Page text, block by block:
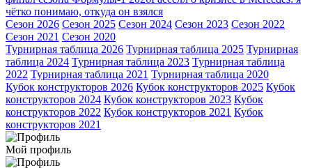
чётко понимаю, откуда он взялся
Сезон 2026 Сезон 2025 Сезон 2024 Сезон 2023 Сезон 2022
Сезон 2021 Сезон 2020
Турнирная таблица 2026 Турнирная таблица 2025 Турнирная
таблица 2024 Турнирная таблица 2023 Турнирная таблица
2022 Турнирная таблица 2021 Турнирная таблица 2020
Кубок конструкторов 2026 Кубок конструкторов 2025 Кубок
конструкторов 2024 Кубок конструкторов 2023 Кубок
конструкторов 2022 Кубок конструкторов 2021 Кубок
конструкторов 2021
Мой профиль